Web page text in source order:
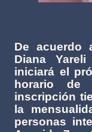
De acuerdo
Diana
iniciará el
horario de
inscripción
la
personas